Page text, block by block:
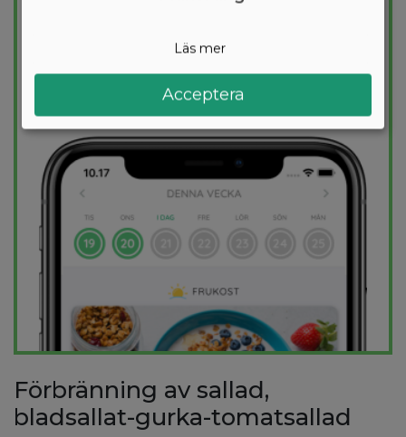
kalorimål varje dag.
PROVAGRATIS
Förbränning av sallad,
bladsallat-gurka-tomatsallad
Läs mer
Acceptera